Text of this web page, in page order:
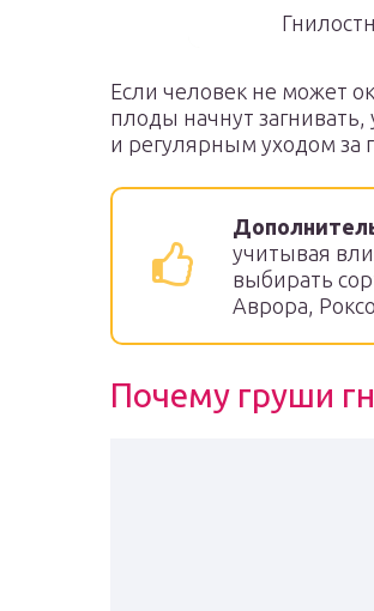
Если человек не может
плоды начнут
и регулярным уходом за
учитывая
выбирать
Аврора,
Почему груши